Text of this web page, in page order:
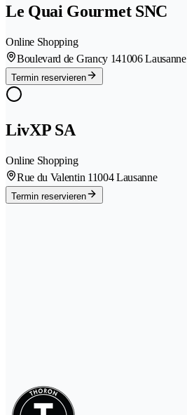
Le Quai Gourmet SNC
Online Shopping
Boulevard de Grancy 141006 Lausanne
Termin reservieren
LivXP SA
Online Shopping
Rue du Valentin 11004 Lausanne
Termin reservieren